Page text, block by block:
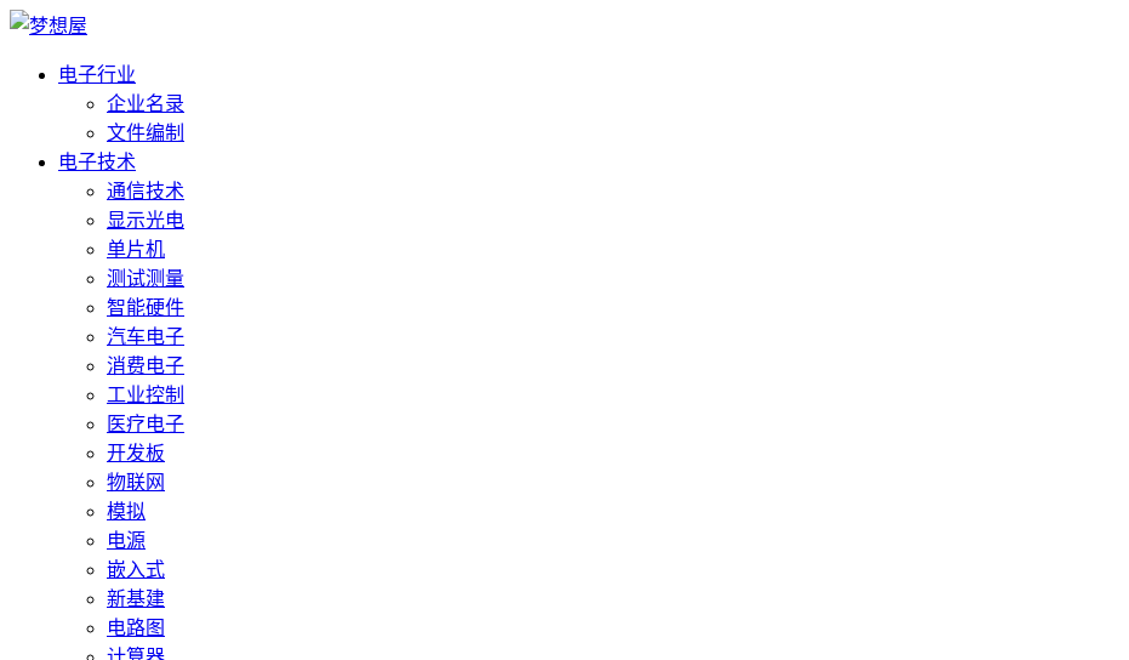
电子行业
企业名录
文件编制
电子技术
通信技术
显示光电
单片机
测试测量
智能硬件
汽车电子
消费电子
工业控制
医疗电子
开发板
物联网
模拟
电源
嵌入式
新基建
电路图